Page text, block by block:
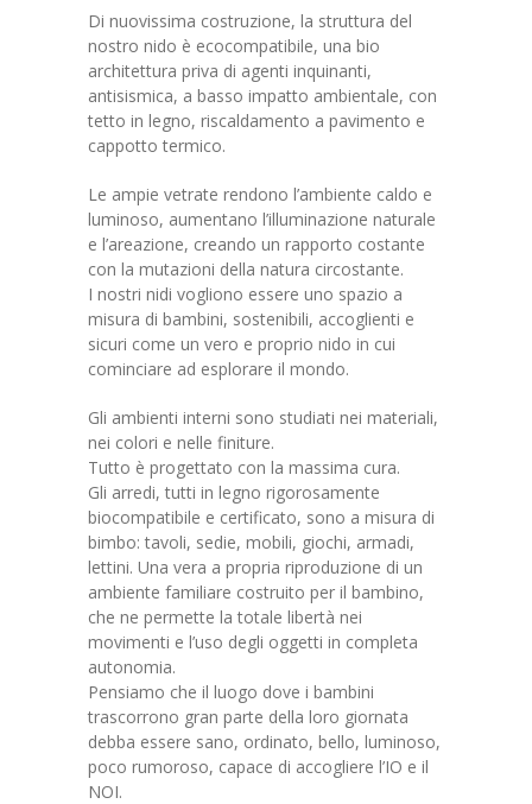
---- Gli spazi educativi
Per mamma e papà
-- Per mamma e papà
---- La chiave della conoscenza
---- Piccoli spazi per mamma e papà
Galleria
Di nuovissima costruzione, la struttura del
nostro nido è ecocompatibile, una bio
architettura priva di agenti inquinanti,
antisismica, a basso impatto ambientale, con
tetto in legno, riscaldamento a pavimento e
cappotto termico.
Le ampie vetrate rendono l’ambiente caldo e
luminoso, aumentano l’illuminazione naturale
e l’areazione, creando un rapporto costante
con la mutazioni della natura circostante.
I nostri nidi vogliono essere uno spazio a
misura di bambini, sostenibili, accoglienti e
sicuri come un vero e proprio nido in cui
cominciare ad esplorare il mondo.
Gli ambienti interni sono studiati nei materiali,
nei colori e nelle finiture.
Tutto è progettato con la massima cura.
Gli arredi, tutti in legno rigorosamente
biocompatibile e certificato, sono a misura di
bimbo: tavoli, sedie, mobili, giochi, armadi,
lettini. Una vera a propria riproduzione di un
ambiente familiare costruito per il bambino,
che ne permette la totale libertà nei
movimenti e l’uso degli oggetti in completa
autonomia.
Pensiamo che il luogo dove i bambini
trascorrono gran parte della loro giornata
debba essere sano, ordinato, bello, luminoso,
poco rumoroso, capace di accogliere l’IO e il
NOI.